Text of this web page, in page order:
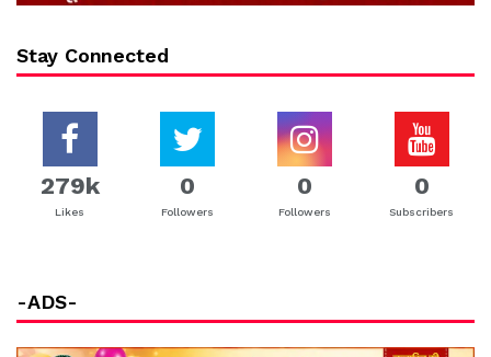
Stay Connected
279k
Likes
0
Followers
0
Followers
0
Subscribers
-ADS-